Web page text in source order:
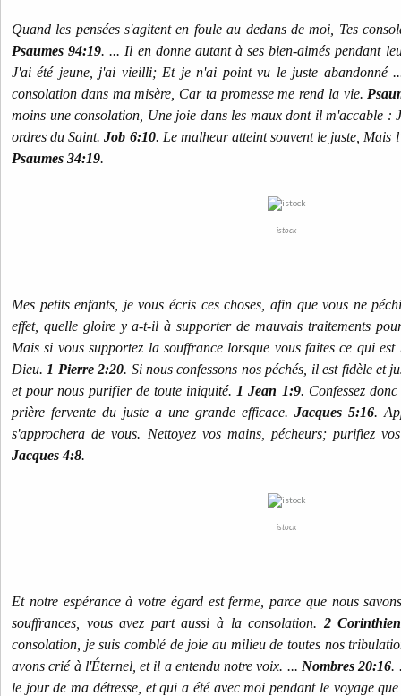
Quand les pensées s'agitent en foule au dedans de moi, Tes
Psaumes 94:19. ... Il en donne autant à ses bien-aimés pendant
J'ai été jeune, j'ai vieilli; Et je n'ai point vu le juste abandonné
consolation dans ma misère, Car ta promesse me rend la vie.
moins une consolation, Une joie dans les maux dont il m'accable :
ordres du Saint.Job 6:10. Le malheur atteint souvent le juste, Mais
Psaumes 34:19.
istock
Mes petits enfants, je vous écris ces choses, afin que vous ne
effet, quelle gloire y a-t-il à supporter de mauvais traitements
Mais si vous supportez la souffrance lorsque vous faites ce qui
Dieu. 1 Pierre 2:20. Si nous confessons nos péchés, il est fidèle et
et pour nous purifier de toute iniquité. 1 Jean 1:9. Confessez
prière fervente du juste a une grande efficace. Jacques 5:16.
s'approchera de vous. Nettoyez vos mains, pécheurs; purifiez
Jacques 4:8.
istock
Et notre espérance à votre égard est ferme, parce que nous
souffrances, vous avez part aussi à la consolation. 2
consolation, je suis comblé de joie au milieu de toutes nos
avons crié à l'Éternel, et il a entendu notre voix. ... Nombres 20:16.
le jour de ma détresse, et qui a été avec moi pendant le voyage